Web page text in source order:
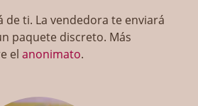
de ti. La vendedora te enviará
paquete discreto. Más
elanonimato.